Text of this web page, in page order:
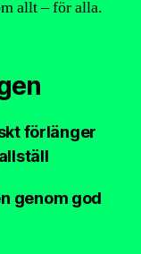
allt – för alla.
förlänger
genom god